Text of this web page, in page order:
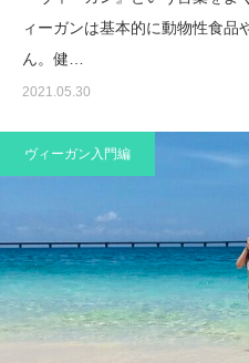
ィーガンは基本的に動物性食品
ん。健…
2021.05.30
ヴィーガン入門編